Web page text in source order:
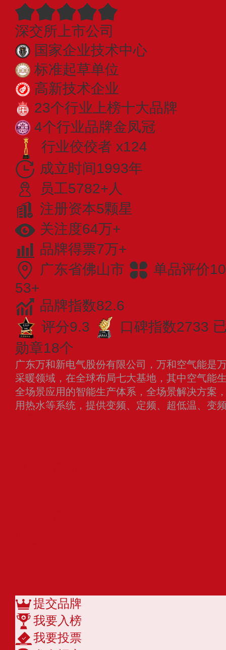
深交所上市公司
国家企业技术中心
标准起草单位
高新技术企业
23个行业上榜十大品牌
4个行业品牌金凤冠
行业佼佼者 x124
成立时间1993年
员工5782+人
注册资本5颗星
关注度64万+
品牌得票7万+
广东省佛山市
单品评价
53+
品牌指数82.6
评分9.3
口碑指数2733
勋章18个
广东万和新电气股份有限公司，万和空气能是
采暖领域，在全球布局七大基地，其中空气能
全场景应用的智能生产体系，全场景解决方案
用热水等系统，提供变频、定频、超低温、变
提交品牌
我要入榜
我要投票